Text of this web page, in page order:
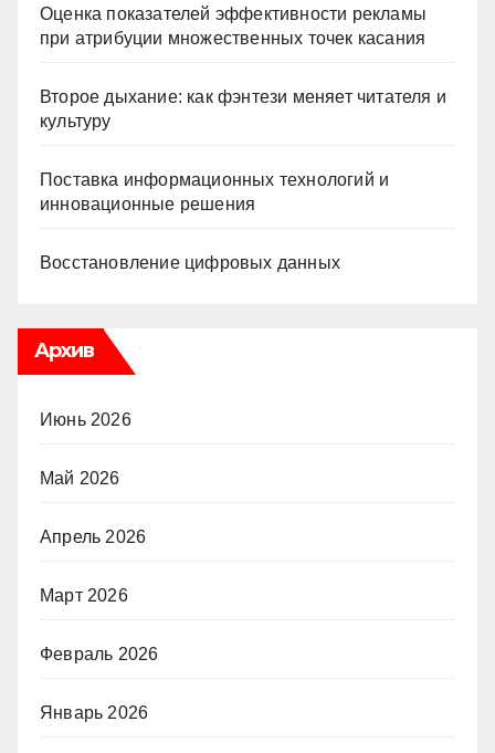
Оценка показателей эффективности рекламы
при атрибуции множественных точек касания
Второе дыхание: как фэнтези меняет читателя и
культуру
Поставка информационных технологий и
инновационные решения
Восстановление цифровых данных
Архив
Июнь 2026
Май 2026
Апрель 2026
Март 2026
Февраль 2026
Январь 2026